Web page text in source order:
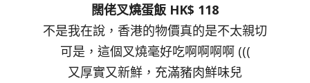
闊佬叉燒蛋飯 HK$ 118
不是我在說，香港的物價真的是不太親切
可是，這個叉燒毫好吃啊啊啊啊 (((
又厚實又新鮮，充滿豬肉鮮味兒